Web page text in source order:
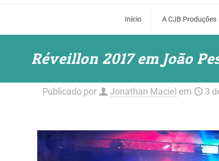
Início A CJB Produções
Réveillon 2017 em João
Publicado por Jonathan Maciel em 3